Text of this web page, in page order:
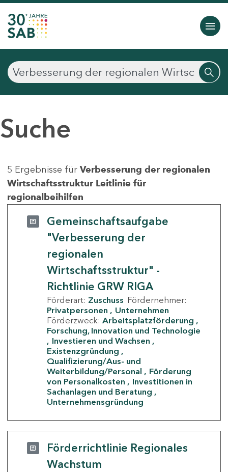
Suche
5 Ergebnisse für Verbesserung der regionalen
Wirtschaftsstruktur Leitlinie für
regionalbeihilfen
Gemeinschaftsaufgabe
"Verbesserung der
regionalen
Wirtschaftsstruktur" -
Richtlinie GRW RIGA
Förderart: Zuschuss Fördernehmer:
Privatpersonen
Unternehmen
Förderzweck: Arbeitsplatzförderung
Forschung, Innovation und Technologie
Investieren und Wachsen
Existenzgründung
Qualifizierung/Aus- und
Weiterbildung/Personal
Förderung
von Personalkosten
Investitionen in
Sachanlagen und Beratung
Unternehmensgründung
Förderrichtlinie Regionales
Wachstum